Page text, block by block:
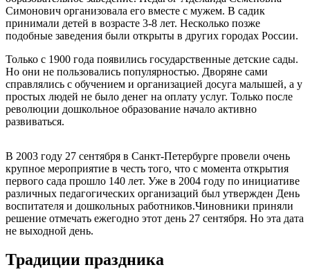
Симонович организовала его вместе с мужем. В садик
принимали детей в возрасте 3-8 лет. Несколько позже
подобные заведения были открыты в других городах России.
Только с 1900 года появились государственные детские сады.
Но они не пользовались популярностью. Дворяне сами
справлялись с обучением и организацией досуга малышей, а у
простых людей не было денег на оплату услуг. Только после
революции дошкольное образование начало активно
развиваться.
В 2003 году 27 сентября в Санкт-Петербурге провели очень
крупное мероприятие в честь того, что с момента открытия
первого сада прошло 140 лет. Уже в 2004 году по инициативе
различных педагогических организаций был утвержден День
воспитателя и дошкольных работников.Чиновники приняли
решение отмечать ежегодно этот день 27 сентября. Но эта дата
не выходной день.
Традиции праздника